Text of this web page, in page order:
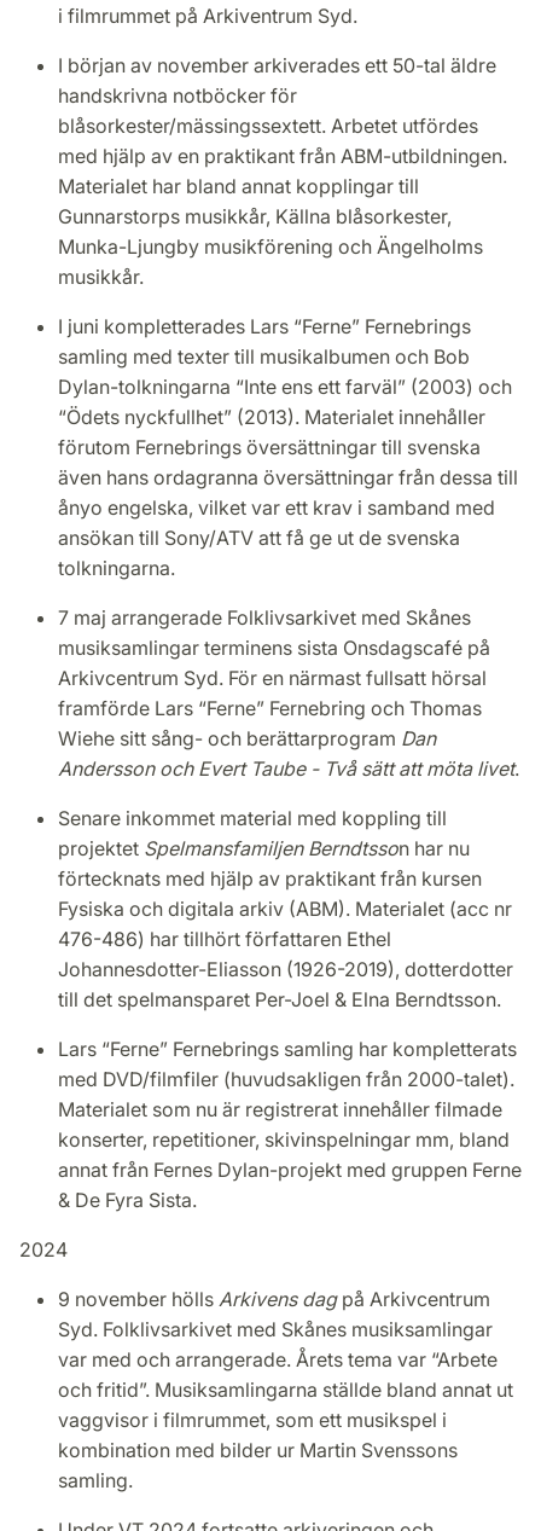
i filmrummet på Arkiventrum Syd.
I början av november arkiverades ett 50-tal äldre
handskrivna notböcker för
blåsorkester/mässingssextett. Arbetet utfördes
med hjälp av en praktikant från ABM-utbildningen.
Materialet har bland annat kopplingar till
Gunnarstorps musikkår, Källna blåsorkester,
Munka-Ljungby musikförening och Ängelholms
musikkår.
I juni kompletterades Lars “Ferne” Fernebrings
samling med texter till musikalbumen och Bob
Dylan-tolkningarna “Inte ens ett farväl” (2003) och
“Ödets nyckfullhet” (2013). Materialet innehåller
förutom Fernebrings översättningar till svenska
även hans ordagranna översättningar från dessa till
ånyo engelska, vilket var ett krav i samband med
ansökan till Sony/ATV att få ge ut de svenska
tolkningarna.
7 maj arrangerade Folklivsarkivet med Skånes
musiksamlingar terminens sista Onsdagscafé på
Arkivcentrum Syd. För en närmast fullsatt hörsal
framförde Lars “Ferne” Fernebring och Thomas
Wiehe sitt sång- och berättarprogram Dan
Andersson och Evert Taube - Två sätt att möta livet.
Senare inkommet material med koppling till
projektet Spelmansfamiljen Berndtsson har nu
förtecknats med hjälp av praktikant från kursen
Fysiska och digitala arkiv (ABM). Materialet (acc nr
476-486) har tillhört författaren Ethel
Johannesdotter-Eliasson (1926-2019), dotterdotter
till det spelmansparet Per-Joel & Elna Berndtsson.
Lars “Ferne” Fernebrings samling har kompletterats
med DVD/filmfiler (huvudsakligen från 2000-talet).
Materialet som nu är registrerat innehåller filmade
konserter, repetitioner, skivinspelningar mm, bland
annat från Fernes Dylan-projekt med gruppen Ferne
& De Fyra Sista.
2024
9 november hölls Arkivens dagpå Arkivcentrum
Syd. Folklivsarkivet med Skånes musiksamlingar
var med och arrangerade. Årets tema var “Arbete
och fritid”. Musiksamlingarna ställde bland annat ut
vaggvisor i filmrummet, som ett musikspel i
kombination med bilder ur Martin Svenssons
samling.